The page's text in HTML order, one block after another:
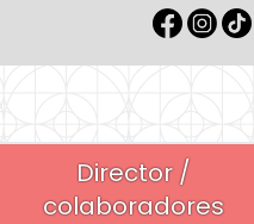
Director /
colaboradores